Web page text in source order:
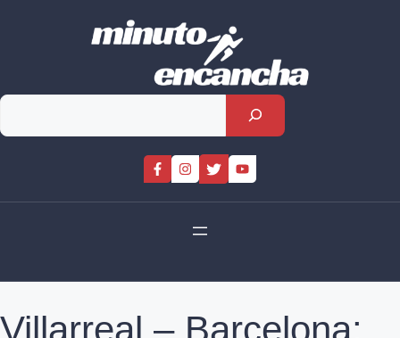
Rechercher
Villarreal – Barcelona: